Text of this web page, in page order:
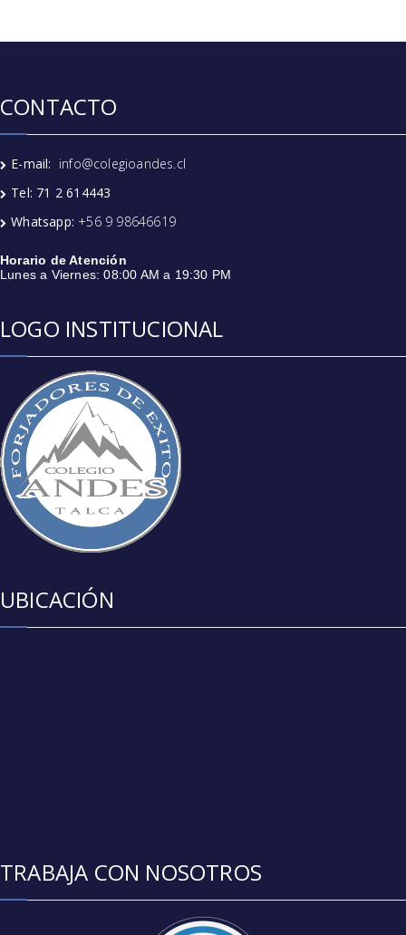
CONTACTO
E-mail: info@colegioandes.cl
Tel: 71 2 614443
Whatsapp: +56 9 98646619
Horario de Atención
Lunes a Viernes: 08:00 AM a 19:30 PM
LOGO INSTITUCIONAL
UBICACIÓN
TRABAJA CON NOSOTROS